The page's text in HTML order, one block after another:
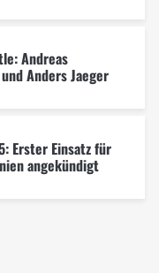
Andreas
Anders Jaeger
Erster Einsatz für
angekündigt